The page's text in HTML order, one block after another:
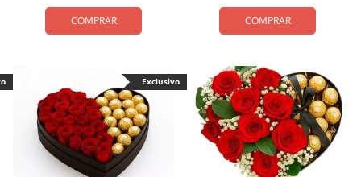
COMPRAR COMPRAR
Exclusivo